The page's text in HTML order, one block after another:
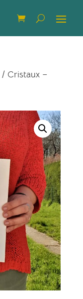
/ Cristaux –